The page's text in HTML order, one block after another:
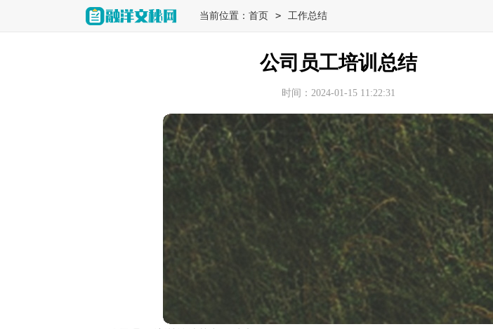
当前位置： 首页 > 工作总结
公司员工培训总结
时间：2024-01-15 11:22:31